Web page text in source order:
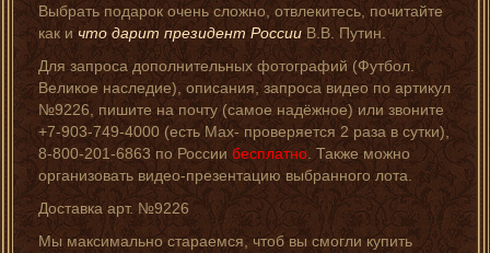
Выбрать подарок очень сложно, отвлекитесь, почитайте
как ичто дарит президент РоссииВ.В. Путин.
Для запроса дополнительных фотографий (Футбол.
Великое наследие), описания, запроса видео по артикул
№9226, пишите на почту (самое надёжное) или звоните
+7-903-749-4000 (есть Мах- проверяется 2 раза в сутки),
8-800-201-6863 по Россиибесплатно . Также можно
организовать видео-презентацию выбранного лота.
Доставка арт. №9226
Мы максимально стараемся, чтоб вы смогли купить